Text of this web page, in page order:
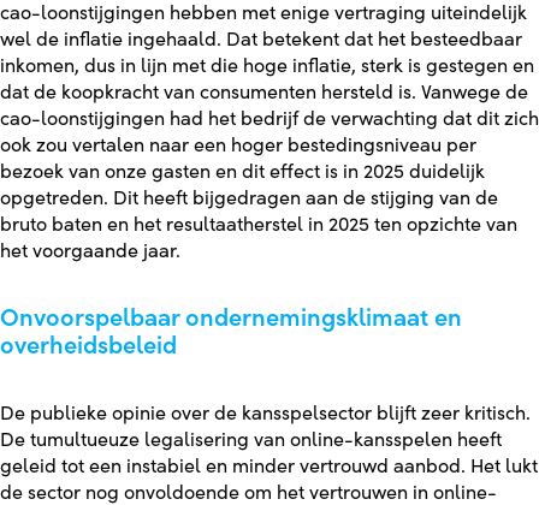
cao-loonstijgingen hebben met enige vertraging uiteindelijk
wel de inflatie ingehaald. Dat betekent dat het besteedbaar
inkomen, dus in lijn met die hoge inflatie, sterk is gestegen en
dat de koopkracht van consumenten hersteld is. Vanwege de
cao-loonstijgingen had het bedrijf de verwachting dat dit zich
ook zou vertalen naar een hoger bestedingsniveau per
bezoek van onze gasten en dit effect is in 2025 duidelijk
opgetreden. Dit heeft bijgedragen aan de stijging van de
bruto baten en het resultaatherstel in 2025 ten opzichte van
het voorgaande jaar.
Onvoorspelbaar ondernemingsklimaat en
overheidsbeleid
De publieke opinie over de kansspelsector blijft zeer kritisch.
De tumultueuze legalisering van online-kansspelen heeft
geleid tot een instabiel en minder vertrouwd aanbod. Het lukt
de sector nog onvoldoende om het vertrouwen in online-